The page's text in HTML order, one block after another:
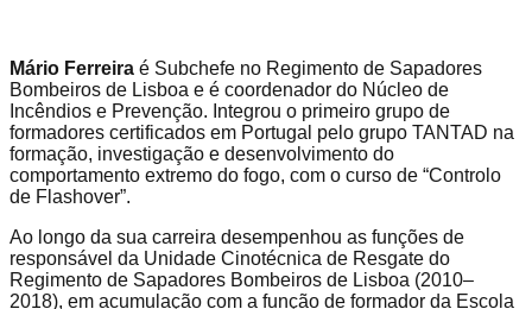
Mário Ferreira é Subchefe no Regimento de Sapadores
Bombeiros de Lisboa e é coordenador do Núcleo de
Incêndios e Prevenção. Integrou o primeiro grupo de
formadores certificados em Portugal pelo grupo TANTAD na
formação, investigação e desenvolvimento do
comportamento extremo do fogo, com o curso de “Controlo
de Flashover”.
Ao longo da sua carreira desempenhou as funções de
responsável da Unidade Cinotécnica de Resgate do
Regimento de Sapadores Bombeiros de Lisboa (2010–
2018), em acumulação com a função de formador da Escola